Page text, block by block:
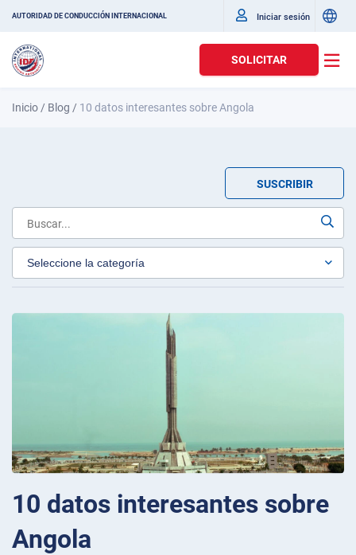
AUTORIDAD DE CONDUCCIÓN INTERNACIONAL Iniciar sesión
SOLICITAR
Inicio / Blog / 10 datos interesantes sobre Angola
SUSCRIBIR
10 datos interesantes sobre
Angola